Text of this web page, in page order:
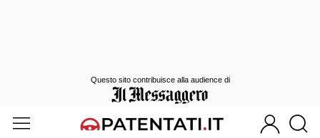
Questo sito contribuisce alla audience di